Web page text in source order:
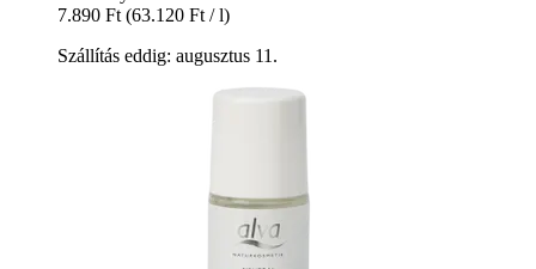
7.890 Ft (63.120 Ft / l)
Szállítás eddig: augusztus 11.